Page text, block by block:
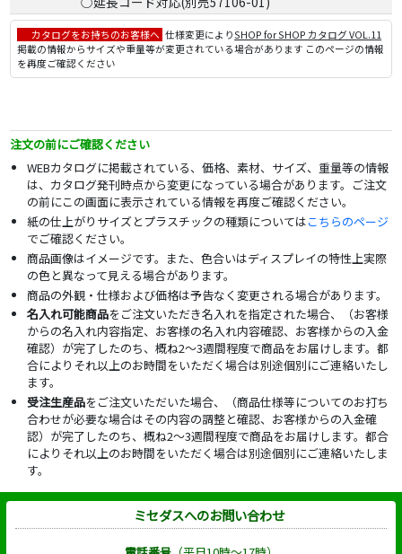
カタログをお持ちのお客様へ 仕様変更によりSHOP for SHOP カタログ VOL.11
掲載の情報からサイズや重量等が変更されている場合があります このページの情報
を再度ご確認ください
注文の前にご確認ください
WEBカタログに掲載されている、価格、素材、サイズ、重量等の情報
は、カタログ発刊時点から変更になっている場合があります。ご注文
の前にこの画面に表示されている情報を再度ご確認ください。
紙の仕上がりサイズとプラスチックの種類についてはこちらのページ
でご確認ください。
商品画像はイメージです。また、色合いはディスプレイの特性上実際
の色と異なって見える場合があります。
商品の外観・仕様および価格は予告なく変更される場合があります。
名入れ可能商品をご注文いただき名入れを指定された場合、（お客様
からの名入れ内容指定、お客様の名入れ内容確認、お客様からの入金
確認）が完了したのち、概ね2～3週間程度で商品をお届けします。都
合によりそれ以上のお時間をいただく場合は別途個別にご連絡いたし
ます。
受注生産品をご注文いただいた場合、（商品仕様等についてのお打ち
合わせが必要な場合はその内容の調整と確認、お客様からの入金確
認）が完了したのち、概ね2～3週間程度で商品をお届けします。都合
によりそれ以上のお時間をいただく場合は別途個別にご連絡いたしま
す。
ミセダスへのお問い合わせ